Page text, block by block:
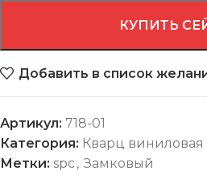
КУПИТЬ
Добавить в список
Артикул: 718-01
Категория: Кварц
Метки: spc, Замковый